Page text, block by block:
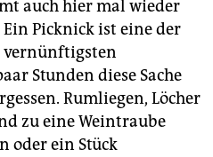
auch hier mal wieder
Picknick ist eine der
vernünftigsten
Stunden diese Sache
Rumliegen, Löcher
zu eine Weintraube
oder ein Stück